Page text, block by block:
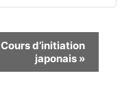
Cours d’initiation
japonais »